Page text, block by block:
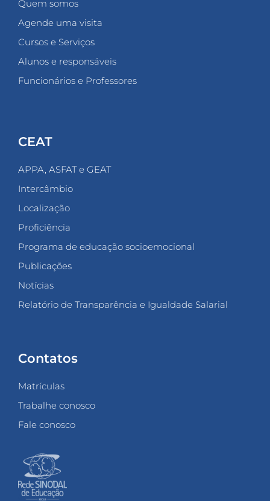
Quem somos
Agende uma visita
Cursos e Serviços
Alunos e responsáveis
Funcionários e Professores
CEAT
APPA, ASFAT e GEAT
Intercâmbio
Localização
Proficiência
Programa de educação socioemocional
Publicações
Notícias
Relatório de Transparência e Igualdade Salarial
Contatos
Matrículas
Trabalhe conosco
Fale conosco